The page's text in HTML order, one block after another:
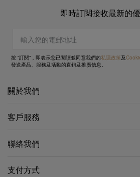
即時訂閱接收最新的
按 “訂閱”，即表示您已閱讀並同意我們的私隱政策及
發送產品、服務及活動的直銷及推廣信息。
關於我們
客戶服務
聯絡我們
支付方式